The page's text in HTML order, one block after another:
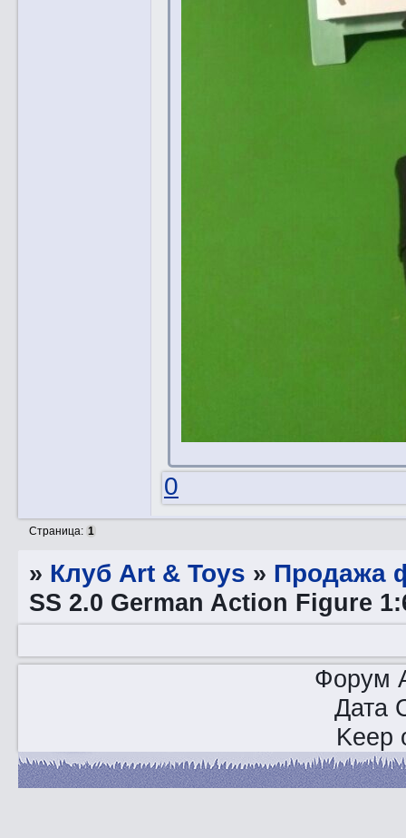
0
Страница: 1
» Клуб Art & Toys » Продажа
SS 2.0 German Action Figure
Форум
Дата
Keep